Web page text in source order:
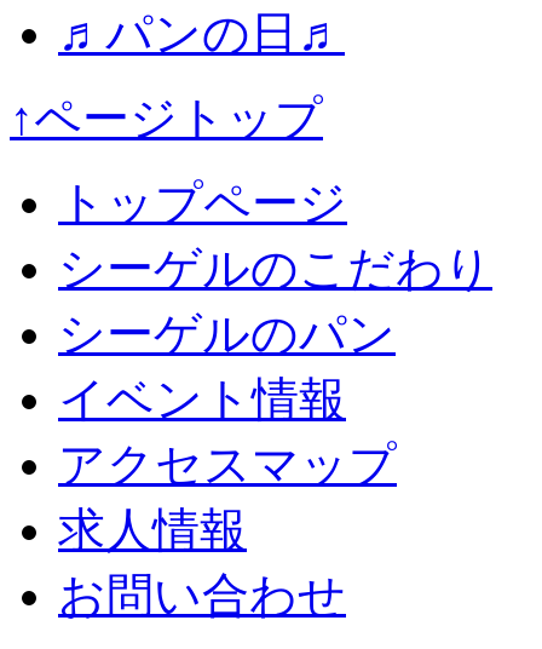
♬パンの日♬
↑ページトップ
トップページ
シーゲルのこだわり
シーゲルのパン
イベント情報
アクセスマップ
求人情報
お問い合わせ